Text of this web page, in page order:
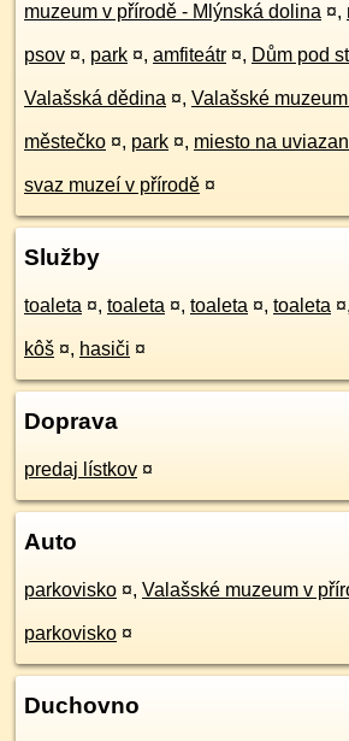
muzeum v přírodě - Mlýnská dolina ¤,
psov ¤, park ¤, amfiteátr ¤, Dům pod
Valašská dědina ¤, Valašské
městečko ¤, park ¤, miesto na
svaz muzeí v přírodě ¤
Služby
toaleta ¤, toaleta ¤, toaleta ¤, toaleta ¤,
kôš ¤, hasiči ¤
Doprava
predaj lístkov ¤
Auto
parkovisko ¤, Valašské muzeum v
parkovisko ¤
Duchovno